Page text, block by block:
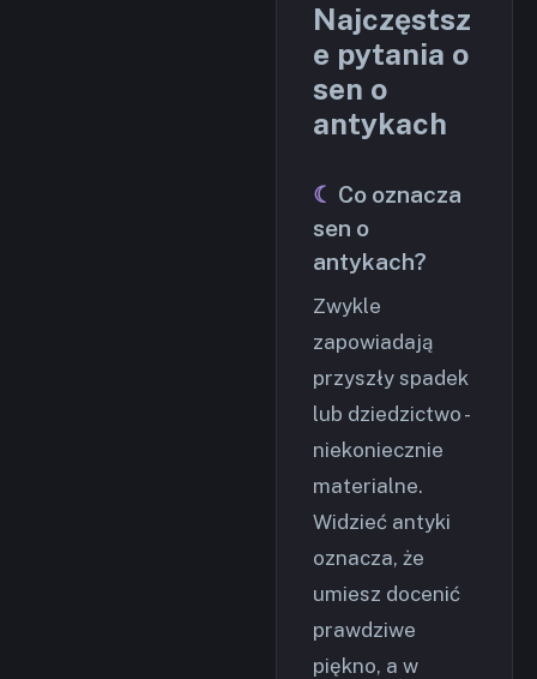
Najczęstsz
e pytania o
sen o
antykach
Co oznacza
sen o
antykach?
Zwykle
zapowiadają
przyszły spadek
lub dziedzictwo -
niekoniecznie
materialne.
Widzieć antyki
oznacza, że
umiesz docenić
prawdziwe
piękno, a w